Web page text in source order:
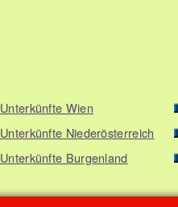
Unterkünfte Wien
Unterkünfte Niederösterreich
Unterkünfte Burgenland